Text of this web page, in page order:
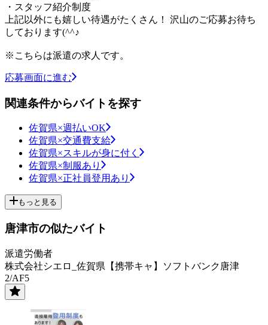
・スタッフ紹介制度
上記以外にも嬉しい待遇がたくさん！ 沢山のご応募お待ち
しております(^^♪
※こちらは派遣の求人です。
応募画面に進む
関連条件からバイトを探す
佐賀県×週払いOK
佐賀県×交通費支給
佐賀県×スキルが身に付く
佐賀県×制服あり
佐賀県×正社員登用あり
もっと見る
唐津市の似たバイト
派遣労働者
株式会社シエロ_佐賀県【携帯キャ】ソフトバンク唐津
2/AF5